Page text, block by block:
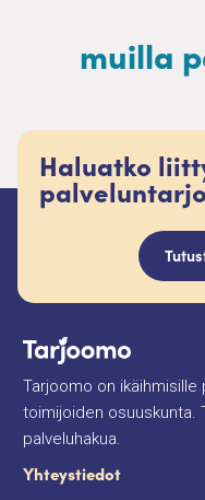
muilla
Haluatko
Tarjoomo on ikäihmisille
toimijoiden osuuskunta.
palveluhakua.
Yhteystiedot